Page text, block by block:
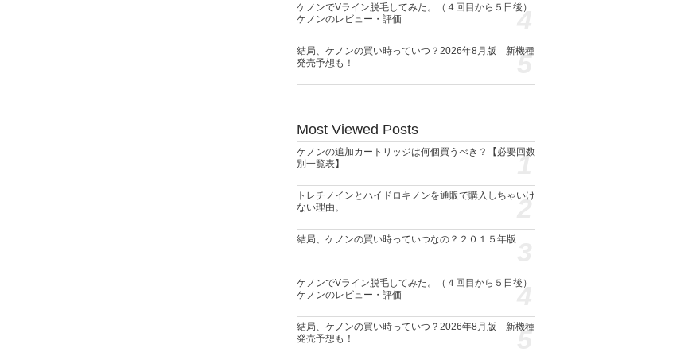
ケノンでVライン脱毛してみた。（４回目から５日後）
ケノンのレビュー・評価
4
結局、ケノンの買い時っていつ？2026年8月版 新機種
発売予想も！
5
Most Viewed Posts
ケノンの追加カートリッジは何個買うべき？【必要回数
別一覧表】
1
トレチノインとハイドロキノンを通販で購入しちゃいけ
ない理由。
2
結局、ケノンの買い時っていつなの？２０１５年版
ケノンでVライン脱毛してみた。（４回目から５日後）
ケノンのレビュー・評価
4
結局、ケノンの買い時っていつ？2026年8月版 新機種
発売予想も！
5